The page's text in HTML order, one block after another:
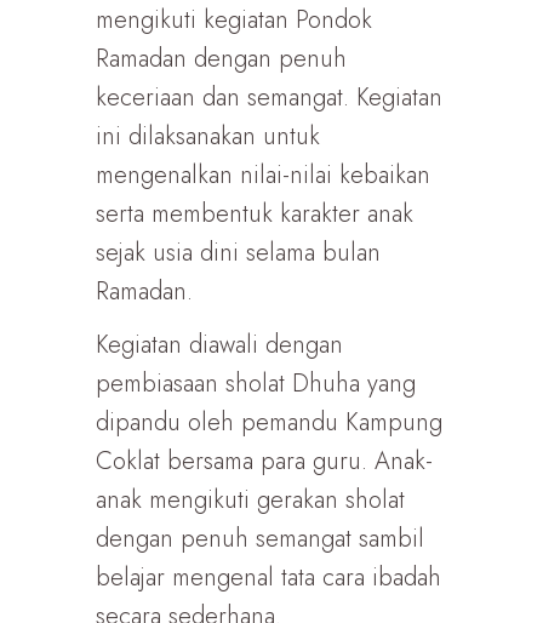
mengikuti kegiatan Pondok
Ramadan dengan penuh
keceriaan dan semangat. Kegiatan
ini dilaksanakan untuk
mengenalkan nilai-nilai kebaikan
serta membentuk karakter anak
sejak usia dini selama bulan
Ramadan.
Kegiatan diawali dengan
pembiasaan sholat Dhuha yang
dipandu oleh pemandu Kampung
Coklat bersama para guru. Anak-
anak mengikuti gerakan sholat
dengan penuh semangat sambil
belajar mengenal tata cara ibadah